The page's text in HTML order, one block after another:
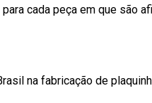
cada peça em que são
na fabricação de